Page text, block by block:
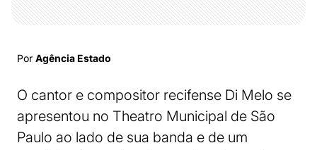
Por Agência Estado
O cantor e compositor recifense Di Melo se
apresentou no Theatro Municipal de São
Paulo ao lado de sua banda e de um